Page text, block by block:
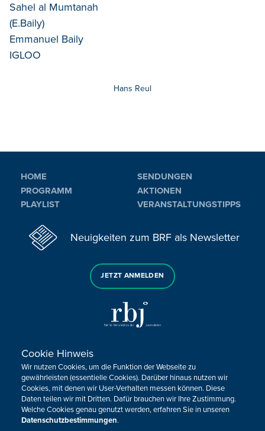
Sahel al Mumtanah
(E.Baily)
Emmanuel Baily
IGLOO
Hans Reul
HOME
PROGRAMM
PLAYLIST
SENDUNGEN
AKTIONEN
VERANSTALTUNGSTIPPS
Neuigkeiten zum BRF als Newsletter
JETZT ANMELDEN
Sie haben noch Fragen oder Anmerkungen?
KONTAKTIEREN SIE UNS!
Impressum Datenschutz Kontakt
Barrierefreiheit
Cookie-Zustimmung anpassen
Cookie Hinweis
Wir nutzen Cookies, um die Funktion der Webseite zu
gewährleisten (essentielle Cookies). Darüber hinaus nutzen wir
Cookies, mit denen wir User-Verhalten messen können. Diese
Daten teilen wir mit Dritten. Dafür brauchen wir Ihre Zustimmung.
Welche Cookies genau genutzt werden, erfahren Sie in unseren
Datenschutzbestimmungen.